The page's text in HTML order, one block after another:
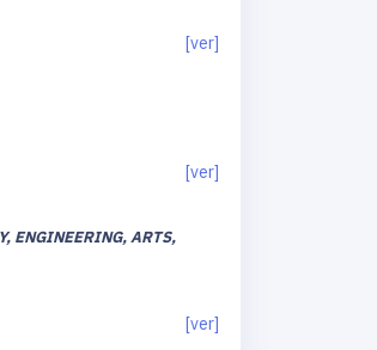
[ver]
[ver]
ENGINEERING, ARTS,
[ver]